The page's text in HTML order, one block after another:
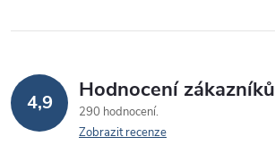
k
v
ý
4,9 Hodnocení zákazníků
290 hodnocení
Zobrazit recenze